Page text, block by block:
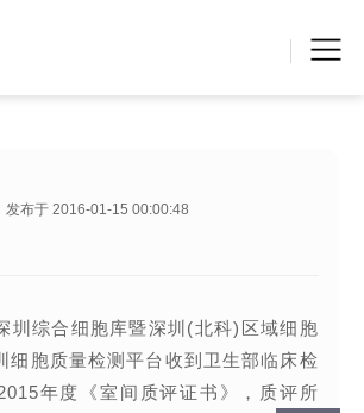
细胞质量检测平台获得卫生部临床检验中
发布于 2016-01-15 00:00:48
圳综合细胞库暨深圳(北科)区域细胞
细胞质量检测平台收到卫生部临床检
年度《室间质评证书》，质评所